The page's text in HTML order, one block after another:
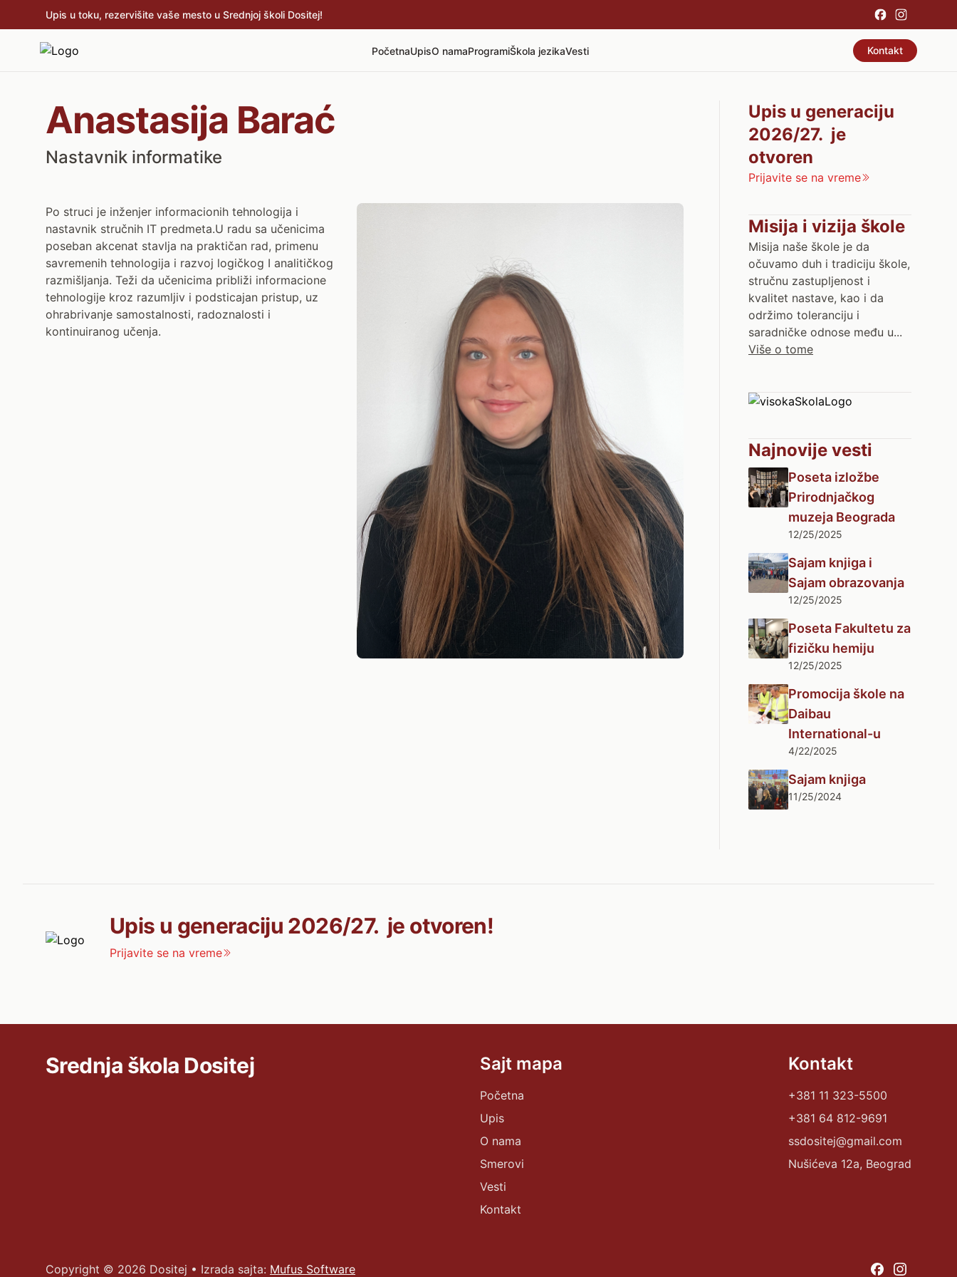
Upis u toku, rezervišite vaše mesto u Srednjoj školi Dositej!
PočetnaUpisO namaProgramiŠkola jezikaVesti Kontakt
Anastasija Barać
Nastavnik informatike
Po struci je inženjer informacionih tehnologija i
nastavnik stručnih IT predmeta.U radu sa učenicima
poseban akcenat stavlja na praktičan rad, primenu
savremenih tehnologija i razvoj logičkog I analitičkog
razmišljanja. Teži da učenicima približi informacione
tehnologije kroz razumljiv i podsticajan pristup, uz
ohrabrivanje samostalnosti, radoznalosti i
kontinuiranog učenja.
Upis u generaciju
2026/27. je
otvoren
Prijavite se na vreme
Misija i vizija škole
Misija naše škole je da
očuvamo duh i tradiciju škole,
stručnu zastupljenost i
kvalitet nastave, kao i da
održimo toleranciju i
saradničke odnose među u...
Više o tome
Najnovije vesti
Poseta izložbe
Prirodnjačkog
muzeja Beograda
12/25/2025
Sajam knjiga i
Sajam obrazovanja
12/25/2025
Poseta Fakultetu za
fizičku hemiju
12/25/2025
Promocija škole na
Daibau
International-u
4/22/2025
Sajam knjiga
11/25/2024
Upis u generaciju 2026/27. je otvoren!
Prijavite se na vreme
Srednja škola Dositej Sajt mapa
Početna
Upis
O nama
Smerovi
Vesti
Kontakt
Kontakt
+381 11 323-5500
+381 64 812-9691
ssdositej@gmail.com
Nušićeva 12a, Beograd
Copyright © 2026 Dositej • Izrada sajta: Mufus Software